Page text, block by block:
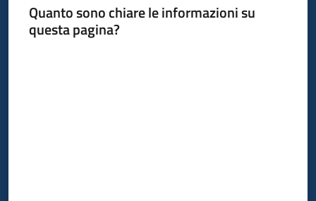
Quanto sono chiare le informazioni su
questa pagina?